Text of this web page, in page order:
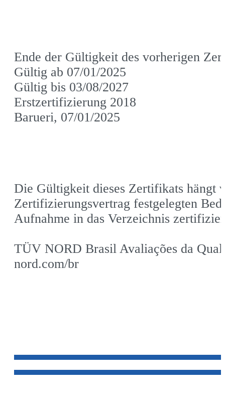
Ende der Gültigkeit des vorherigen
Gültig ab 07/01/2025
Gültig bis 03/08/2027
Erstzertifizierung 2018
Barueri, 07/01/2025
Die Gültigkeit dieses Zertifikats hängt
Zertifizierungsvertrag festgelegten
Aufnahme in das Verzeichnis
TÜV NORD Brasil Avaliações da
nord.com/br